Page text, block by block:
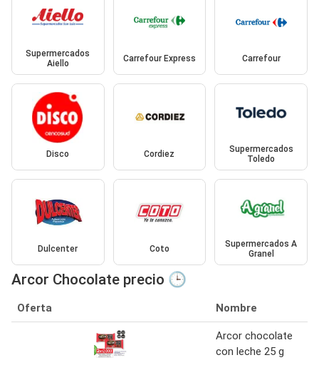
Supermercados
Aiello
Carrefour Express Carrefour
Disco Cordiez
Supermercados
Toledo
Dulcenter Coto
Supermercados A
Granel
Arcor Chocolate precio 🕒
Oferta Nombre
Arcor chocolate
con leche 25 g